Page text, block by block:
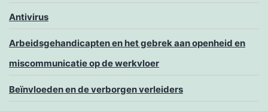
Antivirus
Arbeidsgehandicapten en het gebrek aan openheid en
miscommunicatie op de werkvloer
Beïnvloeden en de verborgen verleiders